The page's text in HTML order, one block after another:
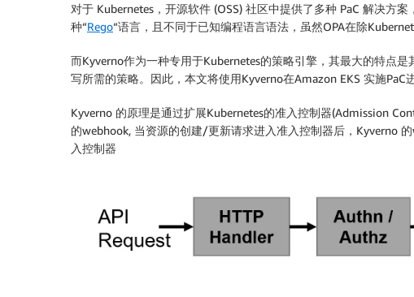
对于 Kubernetes，开源软件 (OSS) 社区中提供了多种 PaC 解决方
种“Rego“语言，且不同于已知编程语言语法，虽然OPA在除
而Kyverno作为一种专用于Kubernetes的策略引擎，其最大的特点
写所需的策略。因此，本文将使用Kyverno在Amazon EKS 实施PaC
Kyverno 的原理是通过扩展Kubernetes的准入控制器(Admission
的webhook, 当资源的创建/更新请求进入准入控制器后，Kyverno
入控制器